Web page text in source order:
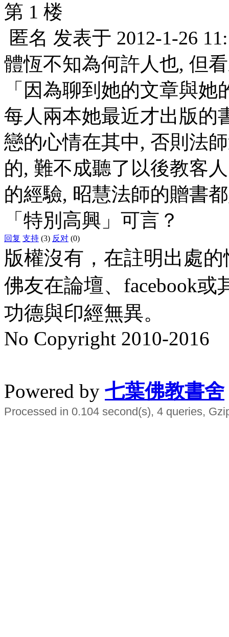
第 1 楼
匿名 发表于 2012-1-26
體恆不知為何許人也, 但
「因為聊到她的文章與
每人兩本她最近才出版的
戀的心情在其中, 否則法
的, 難不成聽了以後教客
的經驗, 昭慧法師的贈書
「特別高興」可言？
回复 支持 (3) 反对 (0)
版權沒有，在註明出處
佛友在論壇、facebook
功德與印經無異。
No Copyright 2010-2016
Powered by 七葉佛教書舍
Processed in 0.104 second(s), 4 queries,